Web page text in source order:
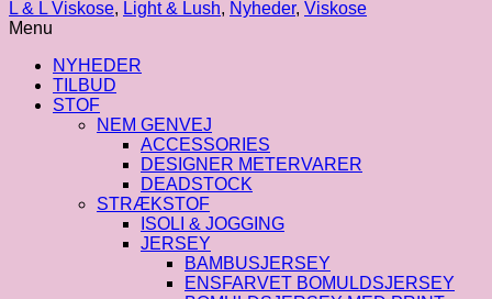
Fastvævet
viskose
-
Summer
'26
antal
L & L Viskose, Light & Lush, Nyheder, Viskose
Menu
NYHEDER
TILBUD
STOF
NEM GENVEJ
ACCESSORIES
DESIGNER METERVARER
DEADSTOCK
STRÆKSTOF
ISOLI & JOGGING
JERSEY
BAMBUSJERSEY
ENSFARVET BOMULDSJERSEY